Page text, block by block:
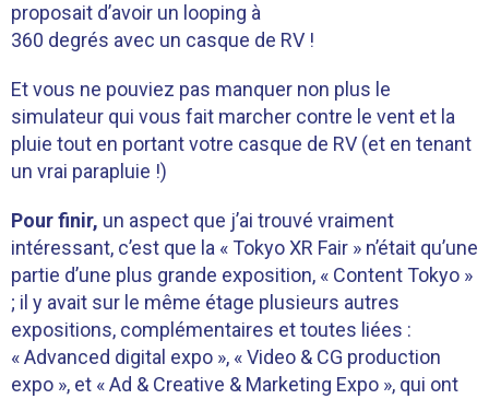
proposait d’avoir un looping à
360 degrés avec un casque de RV !
Et vous ne pouviez pas manquer non plus le
simulateur qui vous fait marcher contre le vent et la
pluie tout en portant votre casque de RV (et en tenant
un vrai parapluie !)
Pour finir, un aspect que j’ai trouvé vraiment
intéressant, c’est que la « Tokyo XR Fair » n’était qu’une
partie d’une plus grande exposition, « Content Tokyo »
; il y avait sur le même étage plusieurs autres
expositions, complémentaires et toutes liées :
« Advanced digital expo », « Video & CG production
expo », et « Ad & Creative & Marketing Expo », qui ont